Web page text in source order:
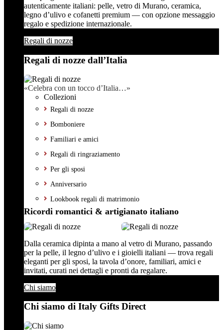
autenticamente italiani: pelle, vetro di Murano, ceramica,
legno d’ulivo e cofanetti premium — con opzione messaggio
regalo e spedizione internazionale.
Regali di nozze
Regali di nozze dall’Italia
«Celebra con un tocco d’Italia…»
Collezioni
Regali di nozze
Bomboniere
Familiari e amici
Regali di ringraziamento
Per gli sposi
Anniversario
Lookbook regali di matrimonio
Ricordi romantici & artigianato italiano
Dalla ceramica dipinta a mano al vetro di Murano, passando
per la pelle, il legno d’ulivo e i gioielli italiani — trova regali
eleganti per gli sposi, la tavola d’onore, familiari, amici e
invitati, curati nei dettagli e pronti da regalare.
Chi siamo
Chi siamo di Italy Gifts Direct